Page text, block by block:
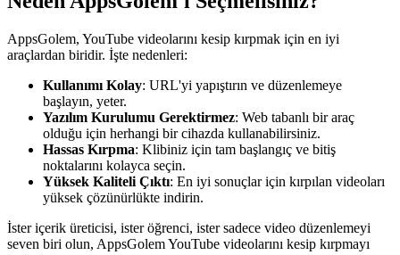
AppsGolem, YouTube videolarını kesip kırpmak için en iyi
araçlardan biridir. İşte nedenleri:
Kullanımı Kolay: URL'yi yapıştırın ve düzenlemeye
başlayın, yeter.
Yazılım Kurulumu Gerektirmez: Web tabanlı bir araç
olduğu için herhangi bir cihazda kullanabilirsiniz.
Hassas Kırpma: Klibiniz için tam başlangıç ve bitiş
noktalarını kolayca seçin.
Yüksek Kaliteli Çıktı: En iyi sonuçlar için kırpılan videoları
yüksek çözünürlükte indirin.
İster içerik üreticisi, ister öğrenci, ister sadece video düzenlemeyi
seven biri olun, AppsGolem YouTube videolarını kesip kırpmayı